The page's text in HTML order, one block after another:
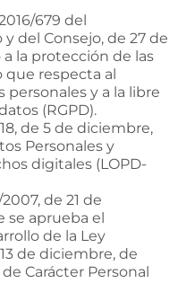
679 del
del Consejo, de 27 de
a la protección de las
que respecta al
y a la libre
(RGPD).
de 5 de diciembre,
Personales y
digitales (LOPD-
de 21 de
se aprueba el
de la Ley
de diciembre, de
Carácter Personal